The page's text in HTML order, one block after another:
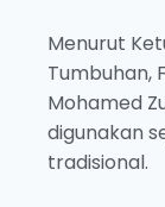
Menurut
Tumbuhan,
Mohamed
digunakan
tradisional.